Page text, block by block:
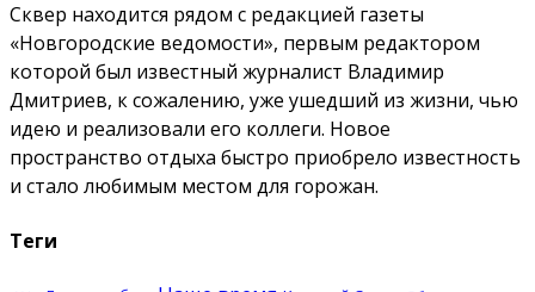
Сквер находится рядом с редакцией газеты
«Новгородские ведомости», первым редактором
которой был известный журналист Владимир
Дмитриев, к сожалению, уже ушедший из жизни, чью
идею и реализовали его коллеги. Новое
пространство отдыха быстро приобрело известность
и стало любимым местом для горожан.
Теги